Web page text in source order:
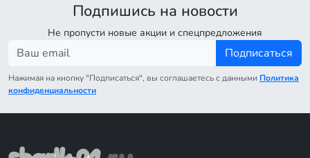
Подпишись на новости
Не пропусти новые акции и спецпредложения
Подписаться
Нажимая на кнопку "Подписаться", вы соглашаетесь с данными Политика
конфиденциальности